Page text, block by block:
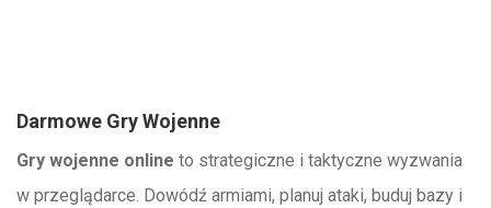
Darmowe Gry Wojenne
Gry wojenne online to strategiczne i taktyczne wyzwania
w przeglądarce. Dowódź armiami, planuj ataki, buduj bazy i